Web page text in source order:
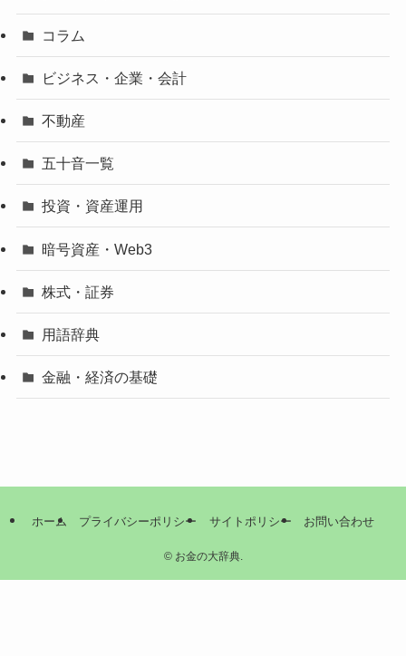
コラム
ビジネス・企業・会計
不動産
五十音一覧
投資・資産運用
暗号資産・Web3
株式・証券
用語辞典
金融・経済の基礎
ホーム プライバシーポリシー サイトポリシー お問い合わせ
©お金の大辞典.